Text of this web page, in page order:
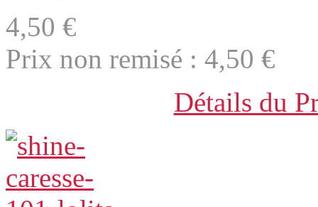
4,50 €
Prix non remisé : 4,50 €
Détails du